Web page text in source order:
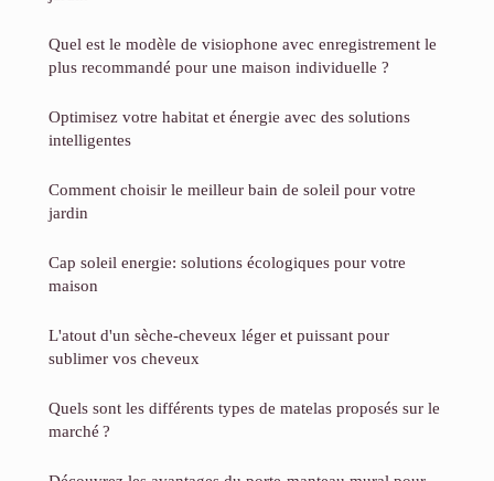
Quel est le modèle de visiophone avec enregistrement le
plus recommandé pour une maison individuelle ?
Optimisez votre habitat et énergie avec des solutions
intelligentes
Comment choisir le meilleur bain de soleil pour votre
jardin
Cap soleil energie: solutions écologiques pour votre
maison
L'atout d'un sèche-cheveux léger et puissant pour
sublimer vos cheveux
Quels sont les différents types de matelas proposés sur le
marché ?